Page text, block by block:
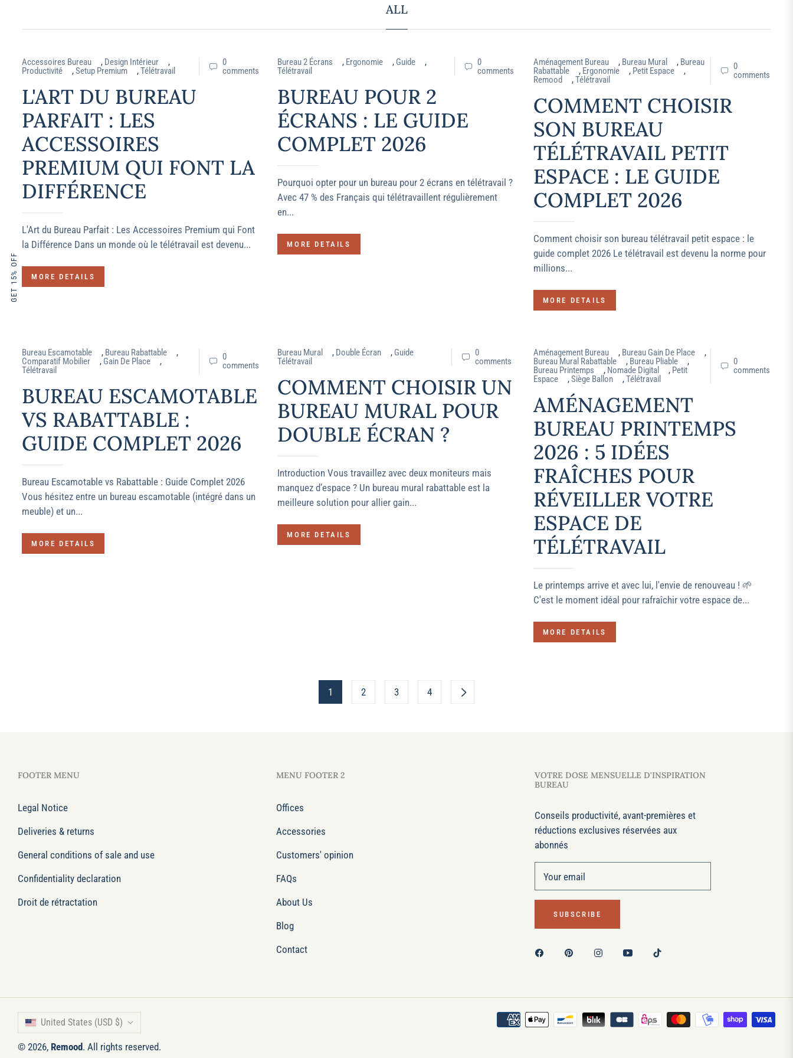
GET 15% OFF
ALL
Accessoires Bureau , Design Intérieur
,
Productivité
,Setup Premium ,Télétravail
0
comments
L'ART DU BUREAU
PARFAIT : LES
ACCESSOIRES
PREMIUM QUI FONT LA
DIFFÉRENCE
L'Art du Bureau Parfait : Les Accessoires Premium qui Font
la Différence Dans un monde où le télétravail est devenu...
MORE DETAILS
Bureau 2 Écrans , Ergonomie , Guide
,
Télétravail
0
comments
BUREAU POUR 2
ÉCRANS : LE GUIDE
COMPLET 2026
Pourquoi opter pour un bureau pour 2 écrans en télétravail ?
Avec 47 % des Français qui télétravaillent régulièrement
en...
MORE DETAILS
Aménagement Bureau , Bureau Mural , Bureau
Rabattable
, Ergonomie , Petit Espace
,
Remood
,Télétravail
0
comments
COMMENT CHOISIR
SON BUREAU
TÉLÉTRAVAIL PETIT
ESPACE : LE GUIDE
COMPLET 2026
Comment choisir son bureau télétravail petit espace : le
guide complet 2026 Le télétravail est devenu la norme pour
millions...
MORE DETAILS
Bureau Escamotable , Bureau Rabattable
,
Comparatif Mobilier
, Gain De Place
,
Télétravail
0
comments
BUREAU ESCAMOTABLE
VS RABATTABLE :
GUIDE COMPLET 2026
Bureau Escamotable vs Rabattable : Guide Complet 2026
Vous hésitez entre un bureau escamotable (intégré dans un
meuble) et un...
MORE DETAILS
Bureau Mural , Double Écran , Guide
Télétravail
0
comments
COMMENT CHOISIR UN
BUREAU MURAL POUR
DOUBLE ÉCRAN ?
Introduction Vous travaillez avec deux moniteurs mais
manquez d’espace ? Un bureau mural rabattable est la
meilleure solution pour allier gain...
MORE DETAILS
Aménagement Bureau , Bureau Gain De Place
,
Bureau Mural Rabattable
, Bureau Pliable
,
Bureau Printemps
, Nomade Digital , Petit
Espace
,Siège Ballon ,Télétravail
0
comments
AMÉNAGEMENT
BUREAU PRINTEMPS
2026 : 5 IDÉES
FRAÎCHES POUR
RÉVEILLER VOTRE
ESPACE DE
TÉLÉTRAVAIL
Le printemps arrive et avec lui, l'envie de renouveau ! 🌱
C'est le moment idéal pour rafraîchir votre espace de...
MORE DETAILS
1 2 3 4
FOOTER MENU
Legal Notice
Deliveries & returns
General conditions of sale and use
Confidentiality declaration
Droit de rétractation
MENU FOOTER 2
Offices
Accessories
Customers' opinion
FAQs
About Us
Blog
Contact
VOTRE DOSE MENSUELLE D'INSPIRATION
BUREAU
Conseils productivité, avant-premières et
réductions exclusives réservées aux
abonnés
Your email
SUBSCRIBE
United States (USD $)
© 2026, Remood. All rights reserved.